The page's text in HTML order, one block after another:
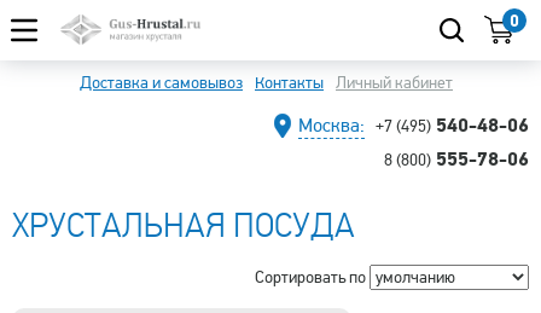
0
Доставка и самовывоз Контакты Личный кабинет
Москва: +7 (495) 540-48-06
8 (800) 555-78-06
ХРУСТАЛЬНАЯ ПОСУДА
Сортировать по